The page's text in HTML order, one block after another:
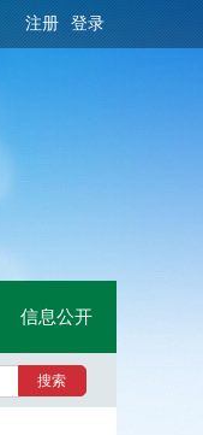
注册 登录
信息公开
搜索